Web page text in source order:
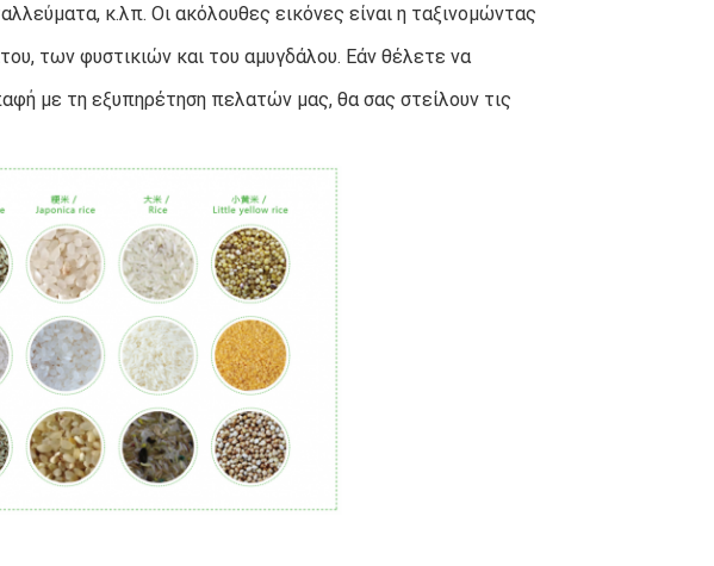
κ.λπ. Οι ακόλουθες εικόνες είναι η ταξινομώντας
των φυστικιών και του αμυγδάλου. Εάν θέλετε να
με τη εξυπηρέτηση πελατών μας, θα σας στείλουν τις